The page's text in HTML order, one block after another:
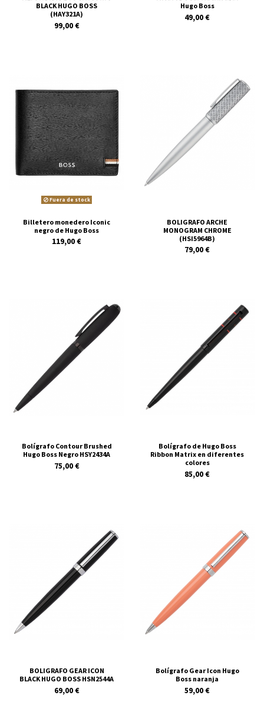
BLACK HUGO BOSS
(HAY321A)
99,00 €
Hugo Boss
49,00 €
Fuera de stock
Billetero monedero Iconic
negro de Hugo Boss
119,00 €
BOLIGRAFO ARCHE
MONOGRAM CHROME
(HSI5964B)
79,00 €
Bolígrafo Contour Brushed
Hugo Boss Negro HSY2434A
75,00 €
Bolígrafo de Hugo Boss
Ribbon Matrix en diferentes
colores
85,00 €
BOLIGRAFO GEAR ICON
BLACK HUGO BOSS HSN2544A
69,00 €
Bolígrafo Gear Icon Hugo
Boss naranja
59,00 €